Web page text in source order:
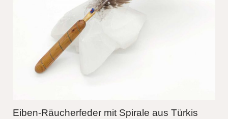
Eiben-Räucherfeder mit Spirale aus Türkis